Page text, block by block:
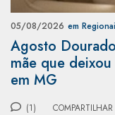
05/08/2026 em
Agosto
mãe que
em MG
(1) COMPARTILHAR